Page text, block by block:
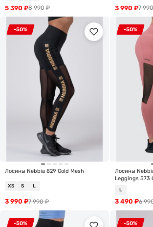
8 990₽
5 390 ₽ 7
3 990 ₽
-50%
Лосины Nebbia 829 Gold Mesh
XS S L
7 990₽
3 990 ₽
-50%
Лосины
Leggings 573
L
6
3 490 ₽
-50% -50%